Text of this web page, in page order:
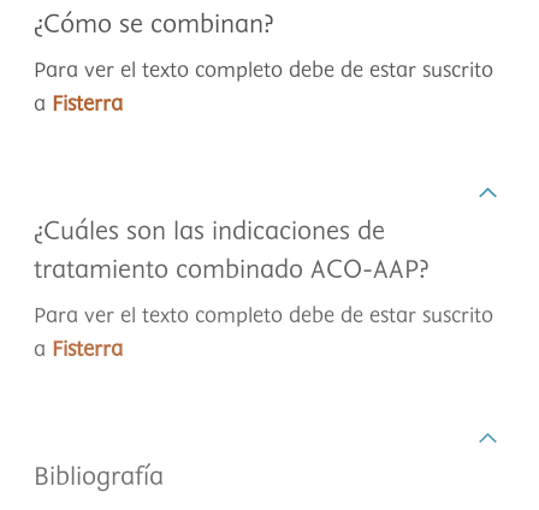
¿Cómo se combinan?
Para ver el texto completo debe de estar suscrito
a Fisterra
¿Cuáles son las indicaciones de
tratamiento combinado ACO-AAP?
Para ver el texto completo debe de estar suscrito
a Fisterra
Bibliografía